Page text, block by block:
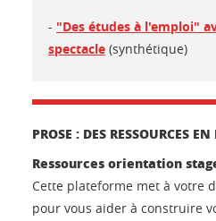
- "Des études à l'emploi"
spectacle (synthétique)
PROSE : DES RESSOURCES
Ressources orientation
Cette plateforme met à votre
pour vous aider à construire